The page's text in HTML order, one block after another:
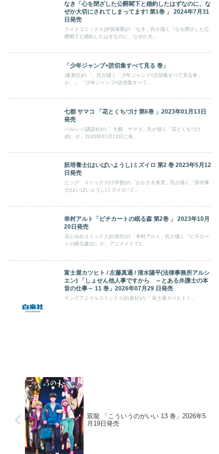
なき「心を閉ざした公爵閣下と婚約したはずなのに、な
ぜか大切にされてしまってます! 第1巻 」 2024年7月31
日発売
ライドコミックス(伊賀海栗)の「なき」氏が描く『心を閉ざした公
爵閣下と婚約したはずなのに、なぜか大...
「少年ジャンプ+読切集すべて見る 巻」
(集英社)の「」氏が描く「少年ジャンプ+読切集すべて見る巻」
が、。 「少年ジャンプ+読切集すべて...
七都 サマコ 「花とくちづけ 第6巻 」2023年01月13日
発売
パルシィ(講談社)の「 七都 サマコ」氏が描く「花とくちづけ
(6)」が、2023年01月13日に発...
胚培養士(はいばいようし)ミズイロ 第2 巻 2023年5月12
日発売
ビッグ コミックス(小学館)の「おかざき真里」氏が描く「胚培養
士(はいばいようし)ミズイロ / 2...
幸村アルト「ピチカートの眠る森 第2巻 」 2023年10月
20日発売
花とゆめコミックス(白泉社)の「幸村アルト」氏が描く『ピチカー
トの眠る森(2)』が、アニメイトで2...
富士屋カツヒト / 左藤真通 / 清水陽平(法律事務所アルシ
エン) 「しょせん他人事ですから ～とある弁護士の本
音の仕事～ 11 巻」2026年07月29 日発売
ヤングアニマルコミックス(白泉社)の「 富士屋カツヒト / ...
双龍 「こういうのがいい 13 巻」2026年5
月19日発売